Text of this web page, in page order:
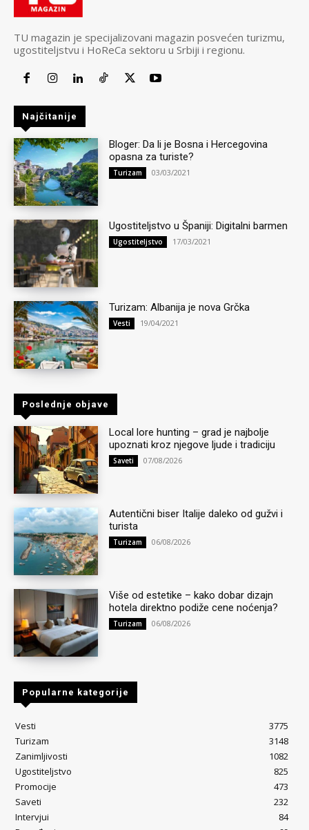
TU magazin je specijalizovani magazin posvećen turizmu,
ugostiteljstvu i HoReCa sektoru u Srbiji i regionu.
Najčitanije
Bloger: Da li je Bosna i Hercegovina
opasna za turiste?
Turizam 03/03/2021
Ugostiteljstvo u Španiji: Digitalni barmen
Ugostiteljstvo 17/03/2021
Turizam: Albanija je nova Grčka
Vesti 19/04/2021
Poslednje objave
Local lore hunting – grad je najbolje
upoznati kroz njegove ljude i tradiciju
Saveti 07/08/2026
Autentični biser Italije daleko od gužvi i
turista
Turizam 06/08/2026
Više od estetike – kako dobar dizajn
hotela direktno podiže cene noćenja?
Turizam 06/08/2026
Popularne kategorije
Vesti
3775
Turizam
3148
Zanimljivosti
1082
Ugostiteljstvo
825
Promocije
473
Saveti
232
Intervjui
84